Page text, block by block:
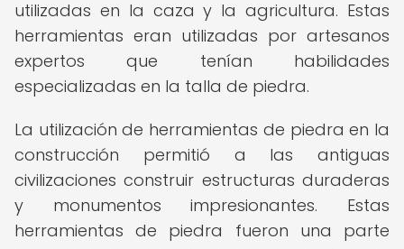
utilizadas en la caza y la agricultura. Estas
herramientas eran utilizadas por artesanos
expertos que tenían habilidades
especializadas en la talla de piedra.
La utilización de herramientas de piedra en la
construcción permitió a las antiguas
civilizaciones construir estructuras duraderas
y monumentos impresionantes. Estas
herramientas de piedra fueron una parte